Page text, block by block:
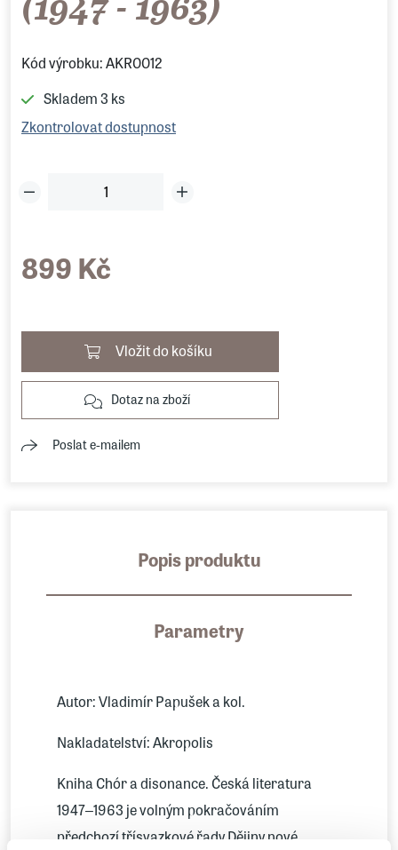
Kód výrobku: AKR0012
Skladem3 ks
Zkontrolovat dostupnost
899 Kč
Vložit do košíku
Dotaz na zboží
Poslat e-mailem
Popis produktu
Parametry
Autor: Vladimír Papušek a kol.
Nakladatelství: Akropolis
Kniha Chór a disonance. Česká literatura
1947‒1963 je volným pokračováním
předchozí třísvazkové řady Dějiny nové